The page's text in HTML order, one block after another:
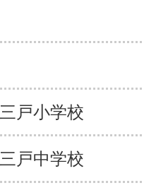
三戸小学校
三戸中学校